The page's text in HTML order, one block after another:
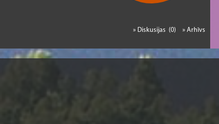
» Arhīvs
» Diskusijas (0)